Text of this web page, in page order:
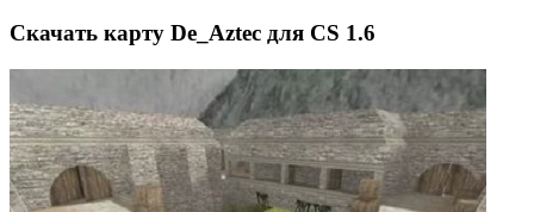
Скачать карту De_Aztec для CS 1.6